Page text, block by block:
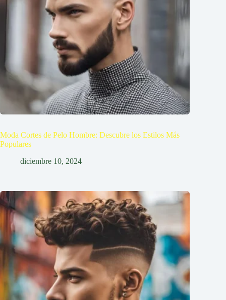
Moda Cortes de Pelo Hombre: Descubre los Estilos Más
Populares
diciembre 10, 2024